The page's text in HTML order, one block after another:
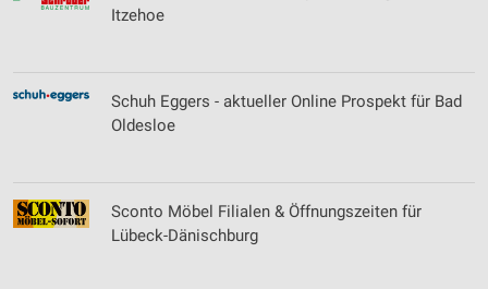
Itzehoe
Schuh Eggers - aktueller Online Prospekt für Bad
Oldesloe
Sconto Möbel Filialen & Öffnungszeiten für
Lübeck-Dänischburg